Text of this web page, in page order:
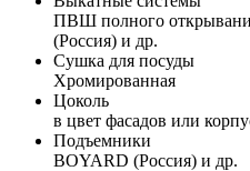
ПВШ полного
(Россия) и др.
Сушка для посуды
Хромированная
Цоколь
в цвет фасадов или
Подъемники
BOYARD (Россия) и др.